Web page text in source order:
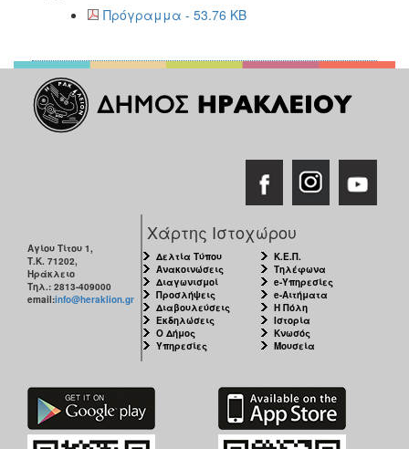
ΔΗΜΟΤΗΣ
ΕΠΙΣΚΕΠΤΗΣ
Πρόγραμμα - 53.76 KB
Αγίου Τίτου 1,
Τ.Κ. 71202,
Ηράκλειο
Τηλ.: 2813-409000
email:info@heraklion.gr
Χάρτης Ιστοχώρου
Δελτία Τύπου
Ανακοινώσεις
Διαγωνισμοί
Προσλήψεις
Διαβουλεύσεις
Εκδηλώσεις
Ο Δήμος
Υπηρεσίες
Κ.Ε.Π.
Τηλέφωνα
e-Υπηρεσίες
e-Αιτήματα
Η Πόλη
Ιστορία
Κνωσός
Μουσεία